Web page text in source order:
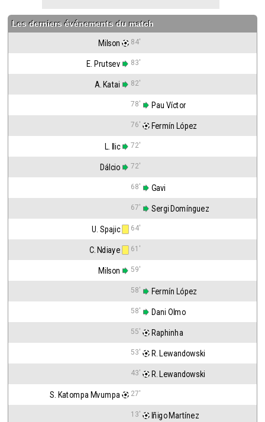
Les derniers événements du match
Milson 84'
E. Prutsev 83'
A. Katai 82'
78' Pau Víctor
76' Fermín López
L. Ilic 72'
Dálcio 72'
68' Gavi
67' Sergi Domínguez
U. Spajic 64'
C. Ndiaye 61'
Milson 59'
58' Fermín López
58' Dani Olmo
55' Raphinha
53' R. Lewandowski
43' R. Lewandowski
S. Katompa Mvumpa 27'
13' Iñigo Martínez